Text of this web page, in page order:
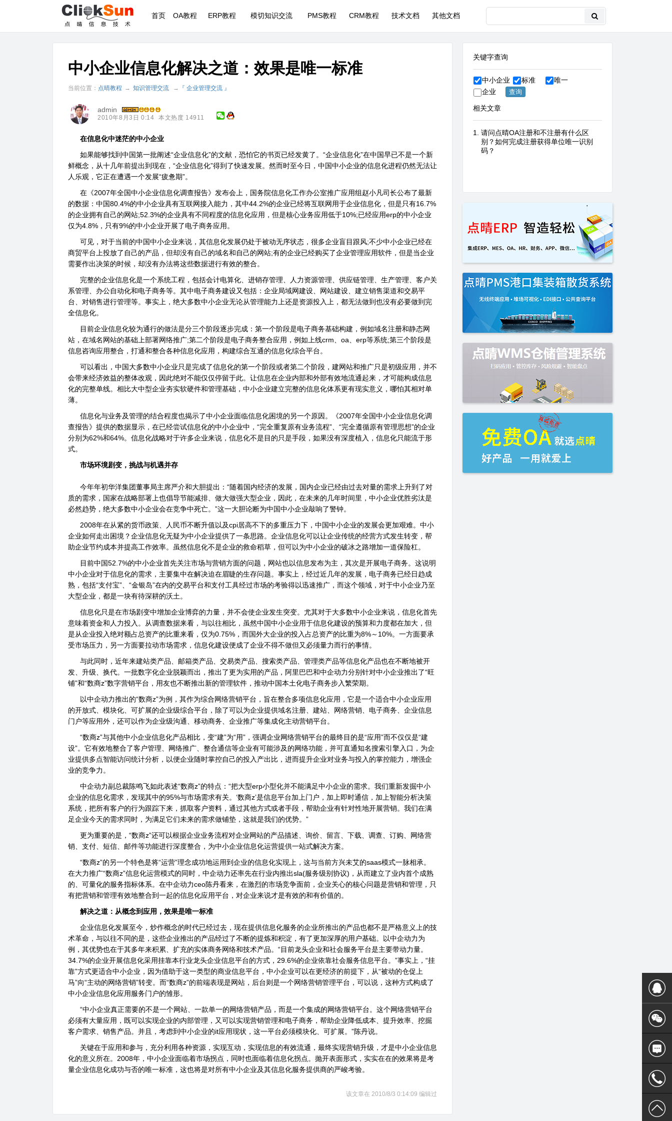
400 186
首页 OA教程 ERP教程 模切知识交流 PMS教程 CRM教程 技术文档 其他文档
中小企业信息化解决之道：效果是唯一标准
当前位置： 点晴教程 → 知识管理交流 → 『 企业管理交流 』
admin
2010年8月3日 0:14 本文热度 14911
在信息化中迷茫的中小企业
如果能够找到中国第一批阐述“企业信息化”的文献，恐怕它的书页已经发黄了。“企业信息化”在中国早已不是一个新
鲜概念，从十几年前提出到现在，“企业信息化”得到了快速发展。然而时至今日，中国中小企业的信息化进程仍然无法让
人乐观，它正在遭遇一个发展“疲惫期”。
在《2007年全国中小企业信息化调查报告》发布会上，国务院信息化工作办公室推广应用组赵小凡司长公布了最新
的数据：中国80.4%的中小企业具有互联网接入能力，其中44.2%的企业已经将互联网用于企业信息化，但是只有16.7%
的企业拥有自己的网站;52.3%的企业具有不同程度的信息化应用，但是核心业务应用低于10%;已经应用erp的中小企业
仅为4.8%，只有9%的中小企业开展了电子商务应用。
可见，对于当前的中国中小企业来说，其信息化发展仍处于被动无序状态，很多企业盲目跟风;不少中小企业已经在
商贸平台上投放了自己的产品，但却没有自己的域名和自己的网站;有的企业已经购买了企业管理应用软件，但是当企业
需要作出决策的时候，却没有办法将这些数据进行有效的整合。
完整的企业信息化是一个系统工程，包括会计电算化、进销存管理、人力资源管理、供应链管理、生产管理、客户关
系管理、办公自动化和电子商务等。其中电子商务建设又包括：企业局域网建设、网站建设、建立销售渠道和交易平
台、对销售进行管理等。事实上，绝大多数中小企业无论从管理能力上还是资源投入上，都无法做到也没有必要做到完
全信息化。
目前企业信息化较为通行的做法是分三个阶段逐步完成：第一个阶段是电子商务基础构建，例如域名注册和静态网
站，在域名网站的基础上部署网络推广;第二个阶段是电子商务整合应用，例如上线crm、oa、erp等系统;第三个阶段是
信息咨询应用整合，打通和整合各种信息化应用，构建综合互通的信息化综合平台。
可以看出，中国大多数中小企业只是完成了信息化的第一个阶段或者第二个阶段，建网站和推广只是初级应用，并不
会带来经济效益的整体改观，因此绝对不能仅仅停留于此。让信息在企业内部和外部有效地流通起来，才可能构成信息
化的完整单线。相比大中型企业夯实软硬件和管理基础，中小企业建立完整的信息化体系更有现实意义，哪怕其相对单
薄。
信息化与业务及管理的结合程度也揭示了中小企业面临信息化困境的另一个原因。《2007年全国中小企业信息化调
查报告》提供的数据显示，在已经尝试信息化的中小企业中，“完全重复原有业务流程”、“完全遵循原有管理思想”的企业
分别为62%和64%。信息化战略对于许多企业来说，信息化不是目的只是手段，如果没有深度植入，信息化只能流于形
式。
市场环境剧变，挑战与机遇并存
今年年初华洋集团董事局主席严介和大胆提出：“随着国内经济的发展，国内企业已经由过去对量的需求上升到了对
质的需求，国家在战略部署上也倡导节能减排、做大做强大型企业，因此，在未来的几年时间里，中小企业优胜劣汰是
必然趋势，绝大多数中小企业会在竞争中死亡。”这一大胆论断为中国中小企业敲响了警钟。
2008年在从紧的货币政策、人民币不断升值以及cpi居高不下的多重压力下，中国中小企业的发展会更加艰难。中小
企业如何走出困境？企业信息化无疑为中小企业提供了一条思路。企业信息化可以让企业传统的经营方式发生转变，帮
助企业节约成本并提高工作效率。虽然信息化不是企业的救命稻草，但可以为中小企业的破冰之路增加一道保险杠。
目前中国52.7%的中小企业首先关注市场与营销方面的问题，网站也以信息发布为主，其次是开展电子商务。这说明
中小企业对于信息化的需求，主要集中在解决迫在眉睫的生存问题。事实上，经过近几年的发展，电子商务已经日趋成
熟，包括“支付宝”、“金银岛”在内的交易平台和支付工具经过市场的考验得以迅速推广，而这个领域，对于中小企业乃至
大型企业，都是一块有待深耕的沃土。
信息化只是在市场剧变中增加企业博弈的力量，并不会使企业发生突变。尤其对于大多数中小企业来说，信息化首先
意味着资金和人力投入。从调查数据来看，与以往相比，虽然中国中小企业用于信息化建设的预算和力度都在加大，但
是从企业投入绝对额占总资产的比重来看，仅为0.75%，而国外大企业的投入占总资产的比重为8%～10%。一方面要承
受市场压力，另一方面要拉动市场需求，信息化建设便成了企业不得不做但又必须量力而行的事情。
与此同时，近年来建站类产品、邮箱类产品、交易类产品、搜索类产品、管理类产品等信息化产品也在不断地被开
发、升级、换代。一批数字化企业脱颖而出，推出了更为实用的产品，阿里巴巴和中企动力分别针对中小企业推出了“旺
铺”和“数商z”数字营销平台，用友也不断推出新的管理软件，推动中国本土化电子商务步入繁荣期。
以中企动力推出的“数商z”为例，其作为综合网络营销平台，旨在整合多项信息化应用，它是一个适合中小企业应用
的开放式、模块化、可扩展的企业级综合平台，除了可以为企业提供域名注册、建站、网络营销、电子商务、企业信息
门户等应用外，还可以作为企业级沟通、移动商务、企业推广等集成化主动营销平台。
“数商z”与其他中小企业信息化产品相比，变“建”为“用”，强调企业网络营销平台的最终目的是“应用”而不仅仅是“建
设”。它有效地整合了客户管理、网络推广、整合通信等企业有可能涉及的网络功能，并可直通知名搜索引擎入口，为企
业提供多点智能访问统计分析，以便企业随时掌控自己的投入产出比，进而提升企业对业务与投入的掌控能力，增强企
业的竞争力。
中企动力副总裁陈鸣飞如此表述“数商z”的特点：“把大型erp小型化并不能满足中小企业的需求。我们重新发掘中小
企业的信息化需求，发现其中的95%与市场需求有关。‘数商z’是信息平台加上门户，加上即时通信，加上智能分析决策
系统，把所有客户的行为跟踪下来，抓取客户资料，通过其他方式或者手段，帮助企业有针对性地开展营销。我们在满
足企业今天的需求同时，为满足它们未来的需求做铺垫，这就是我们的优势。”
更为重要的是，“数商z”还可以根据企业业务流程对企业网站的产品描述、询价、留言、下载、调查、订购、网络营
销、支付、短信、邮件等功能进行深度整合，为中小企业信息化运营提供一站式解决方案。
“数商z”的另一个特色是将“运营”理念成功地运用到企业的信息化实现上，这与当前方兴未艾的saas模式一脉相承。
在大力推广“数商z”信息化运营模式的同时，中企动力还率先在行业内推出sla(服务级别协议)，从而建立了业内首个成熟
的、可量化的服务指标体系。在中企动力ceo陈丹看来，在激烈的市场竞争面前，企业关心的核心问题是营销和管理，只
有把营销和管理有效地整合到一起的信息化应用平台，对企业来说才是有效的和有价值的。
解决之道：从概念到应用，效果是唯一标准
企业信息化发展至今，炒作概念的时代已经过去，现在提供信息化服务的企业所推出的产品也都不是严格意义上的技
术革命，与以往不同的是，这些企业推出的产品经过了不断的提炼和积淀，有了更加深厚的用户基础。以中企动力为
例，其优势也在于其多年来积累、扩充的实体商务网络和技术产品。“目前龙头企业和社会服务平台是主要带动力量。
34.7%的企业开展信息化采用挂靠本行业龙头企业信息平台的方式，29.6%的企业依靠社会服务信息平台。”事实上，“挂
靠”方式更适合中小企业，因为借助于这一类型的商业信息平台，中小企业可以在更经济的前提下，从“被动的仓促上
马”向“主动的网络营销”转变。而“数商z”的前端表现是网站，后台则是一个网络营销管理平台，可以说，这种方式构成了
中小企业信息化应用服务门户的雏形。
“中小企业真正需要的不是一个网站、一款单一的网络营销产品，而是一个集成的网络营销平台。这个网络营销平台
必须有大量应用，既可以实现企业的内部管理，又可以实现营销管理和电子商务，帮助企业降低成本、提升效率、挖掘
客户需求、销售产品。并且，考虑到中小企业的it应用现状，这一平台必须模块化、可扩展。”陈丹说。
关键在于应用和参与，充分利用各种资源，实现互动，实现信息的有效流通，最终实现营销升级，才是中小企业信息
化的意义所在。2008年，中小企业面临着市场拐点，同时也面临着信息化拐点。抛开表面形式，实实在在的效果将是考
量企业信息化成功与否的唯一标准，这也将是对所有中小企业及其信息化服务提供商的严峻考验。
该文章在 2010/8/3 0:14:09 编辑过
关键字查询
中小企业 标准
唯一
企业
相关文章
请问点晴OA注册和不注册有什么区
别？如何完成注册获得单位唯一识别
码？